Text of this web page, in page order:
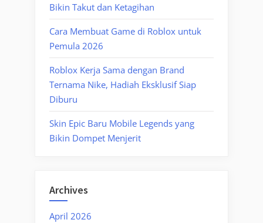
Bikin Takut dan Ketagihan
Cara Membuat Game di Roblox untuk
Pemula 2026
Roblox Kerja Sama dengan Brand
Ternama Nike, Hadiah Eksklusif Siap
Diburu
Skin Epic Baru Mobile Legends yang
Bikin Dompet Menjerit
Archives
April 2026